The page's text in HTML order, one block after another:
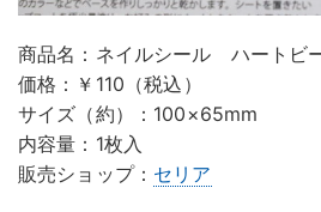
商品名：ネイルシール ハートビ
価格：￥110（税込）
サイズ（約）：100×65mm
内容量：1枚入
販売ショップ： セリア